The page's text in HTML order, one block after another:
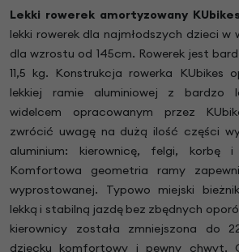
Lekki rowerek amortyzowany
lekki rowerek dla najmłodszych dzieci w
dla wzrostu od 145cm. Rowerek jest
11,5 kg. Konstrukcja rowerka KUbikes
lekkiej ramie aluminiowej z bardzo
widelcem opracowanym przez
zwrócić uwagę na dużą ilość części
aluminium: kierownicę, felgi, korbę
Komfortowa geometria ramy
wyprostowanej. Typowo miejski
lekką i stabilną jazdę bez zbędnych
kierownicy została zmniejszona do
dziecku komfortowy i pewny chwyt.